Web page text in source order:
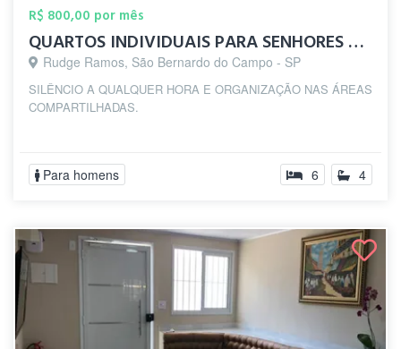
R$ 800,00 por mês
QUARTOS INDIVIDUAIS PARA SENHORES SEM VÍ...
Rudge Ramos, São Bernardo do Campo - SP
SILÊNCIO A QUALQUER HORA E ORGANIZAÇÃO NAS ÁREAS
COMPARTILHADAS.
Para homens 6 4